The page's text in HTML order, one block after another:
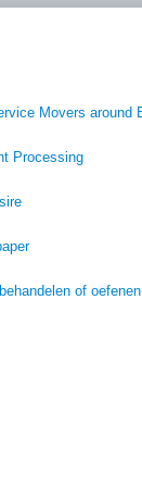
Movers around
Processing
of